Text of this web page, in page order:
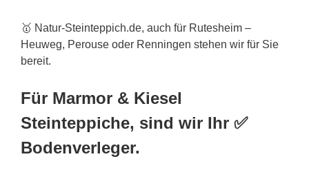
🥇 Natur-Steinteppich.de, auch für Rutesheim –
Heuweg, Perouse oder Renningen stehen wir für Sie
bereit.
Für Marmor & Kiesel
Steinteppiche, sind wir Ihr ✅
Bodenverleger.